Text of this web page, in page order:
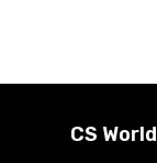
CS World